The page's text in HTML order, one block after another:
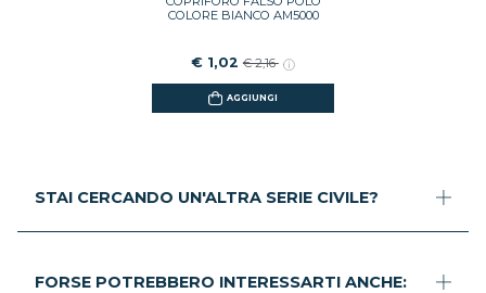
COLORE BIANCO AM5000
€ 1,02 € 2,16
AGGIUNGI
STAI CERCANDO UN'ALTRA SERIE CIVILE?
FORSE POTREBBERO INTERESSARTI ANCHE: